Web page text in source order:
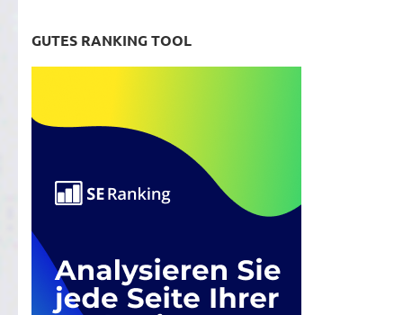
GUTES RANKING TOOL